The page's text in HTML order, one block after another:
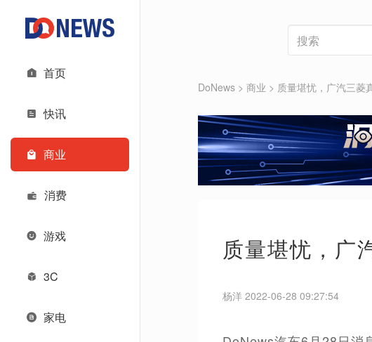
首页
快讯
商业
消费
游戏
3C
家电
DoNews > 商业 > 质量堪忧，广汽三菱
质量堪忧，广
杨洋 2022-06-28 09:27:54